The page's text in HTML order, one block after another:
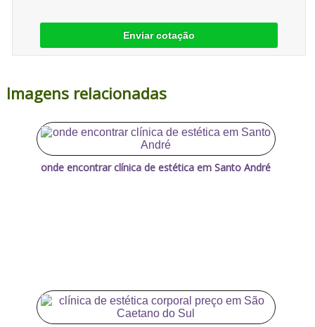
Enviar cotação
Imagens relacionadas
onde encontrar clínica de estética em Santo André